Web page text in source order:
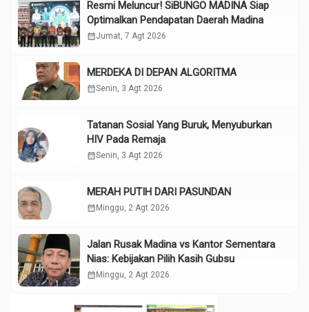
Resmi Meluncur! SiBUNGO MADINA Siap
Optimalkan Pendapatan Daerah Madina
calendar_monthJumat, 7 Agt 2026
MERDEKA DI DEPAN ALGORITMA
calendar_monthSenin, 3 Agt 2026
Tatanan Sosial Yang Buruk, Menyuburkan
HIV Pada Remaja
calendar_monthSenin, 3 Agt 2026
MERAH PUTIH DARI PASUNDAN
calendar_month Minggu, 2 Agt 2026
Jalan Rusak Madina vs Kantor Sementara
Nias: Kebijakan Pilih Kasih Gubsu
calendar_month Minggu, 2 Agt 2026